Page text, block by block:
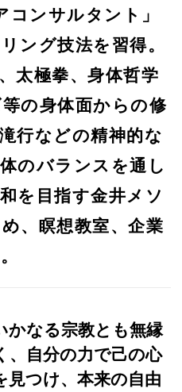
ンサルタント」
ング技法を習得。
太極拳、身体哲学
の身体面からの修
行などの精神的な
のバランスを通し
を目指す金井メソ
、瞑想教室、企業
かなる宗教とも無縁
、自分の力で己の心
見つけ、本来の自由